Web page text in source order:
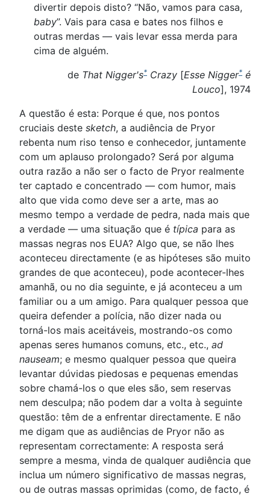
divertir depois disto? “Não, vamos para casa,
baby”. Vais para casa e bates nos filhos e
outras merdas — vais levar essa merda para
cima de alguém.
de That Nigger's* Crazy [Esse Nigger* é
Louco], 1974
A questão é esta: Porque é que, nos pontos
cruciais deste sketch, a audiência de Pryor
rebenta num riso tenso e conhecedor, juntamente
com um aplauso prolongado? Será por alguma
outra razão a não ser o facto de Pryor realmente
ter captado e concentrado — com humor, mais
alto que vida como deve ser a arte, mas ao
mesmo tempo a verdade de pedra, nada mais que
a verdade — uma situação que é típica para as
massas negras nos EUA? Algo que, se não lhes
aconteceu directamente (e as hipóteses são muito
grandes de que aconteceu), pode acontecer-lhes
amanhã, ou no dia seguinte, e já aconteceu a um
familiar ou a um amigo. Para qualquer pessoa que
queira defender a polícia, não dizer nada ou
torná-los mais aceitáveis, mostrando-os como
apenas seres humanos comuns, etc., etc., ad
nauseam; e mesmo qualquer pessoa que queira
levantar dúvidas piedosas e pequenas emendas
sobre chamá-los o que eles são, sem reservas
nem desculpa; não podem dar a volta à seguinte
questão: têm de a enfrentar directamente. E não
me digam que as audiências de Pryor não as
representam correctamente: A resposta será
sempre a mesma, vinda de qualquer audiência que
inclua um número significativo de massas negras,
ou de outras massas oprimidas (como, de facto, é